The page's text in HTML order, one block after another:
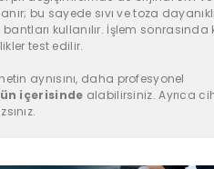
bu sayede sıvı ve toza
kullanılır. İşlem sonrasında
test edilir.
aynısını, daha profesyonel
içerisinde alabilirsiniz. Ayrıca